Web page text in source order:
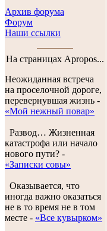
Архив форума
Форум
Наши ссылки
На страницах Apropos...
Неожиданная встреча
на проселочной дороге,
перевернувшая жизнь -
«Мой нежный повар»
Развод… Жизненная
катастрофа или начало
нового пути? -
«Записки совы»
Оказывается, что
иногда важно оказаться
не в то время не в том
месте - «Все кувырком»